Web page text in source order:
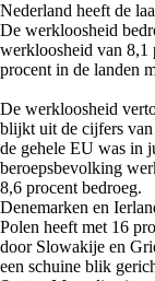
Nederland heeft de
De werkloosheid
werkloosheid van 8,1
procent in de landen
De werkloosheid
blijkt uit de cijfers van
de gehele EU was in
beroepsbevolking
8,6 procent bedroeg.
Denemarken en
Polen heeft met 16
door Slowakije en
een schuine blik